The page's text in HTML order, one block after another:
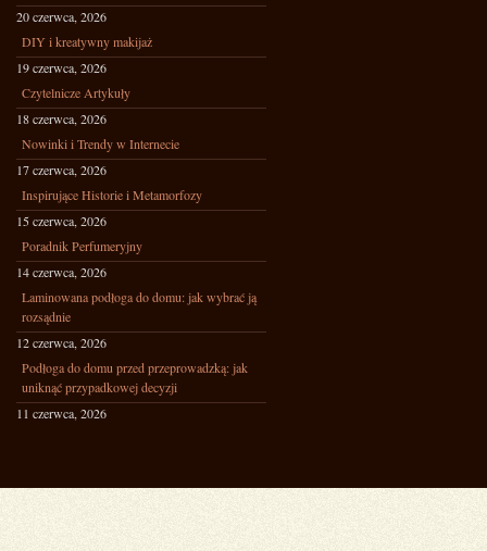
20 czerwca, 2026
DIY i kreatywny makijaż
19 czerwca, 2026
Czytelnicze Artykuły
18 czerwca, 2026
Nowinki i Trendy w Internecie
17 czerwca, 2026
Inspirujące Historie i Metamorfozy
15 czerwca, 2026
Poradnik Perfumeryjny
14 czerwca, 2026
Laminowana podłoga do domu: jak wybrać ją
rozsądnie
12 czerwca, 2026
Podłoga do domu przed przeprowadzką: jak
uniknąć przypadkowej decyzji
11 czerwca, 2026